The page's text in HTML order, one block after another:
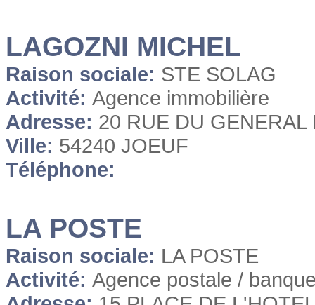
LAGOZNI MICHEL
Raison sociale: STE SOLAG
Activité: Agence immobilière
Adresse: 20 RUE DU GENERAL
Ville: 54240 JOEUF
Téléphone:
LA POSTE
Raison sociale: LA POSTE
Activité: Agence postale /